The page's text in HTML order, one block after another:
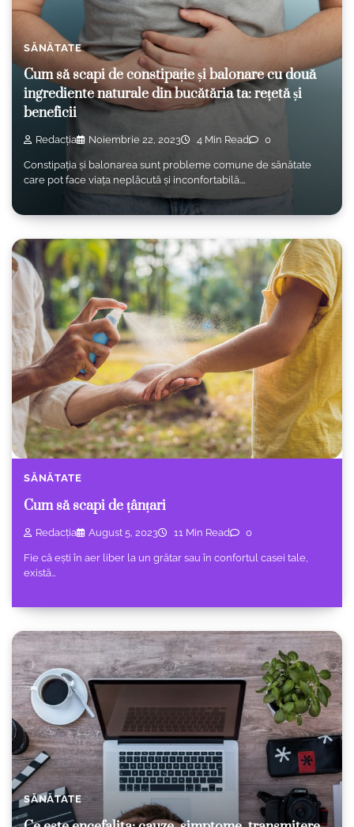
SĂNĂTATE
Cum să scapi de constipație și balonare cu două
ingrediente naturale din bucătăria ta: rețetă și
beneficii
Redacția Noiembrie 22, 2023 4 Min Read 0
Constipația și balonarea sunt probleme comune de sănătate
care pot face viața neplăcută și inconfortabilă.…
SĂNĂTATE
Cum să scapi de țânțari
Redacția August 5, 2023 11 Min Read 0
Fie că ești în aer liber la un grătar sau în confortul casei tale,
există…
SĂNĂTATE